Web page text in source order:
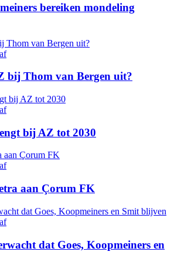
bereiken mondeling
bij Thom van Bergen uit?
bij AZ tot 2030
aan Çorum FK
dat Goes, Koopmeiners en